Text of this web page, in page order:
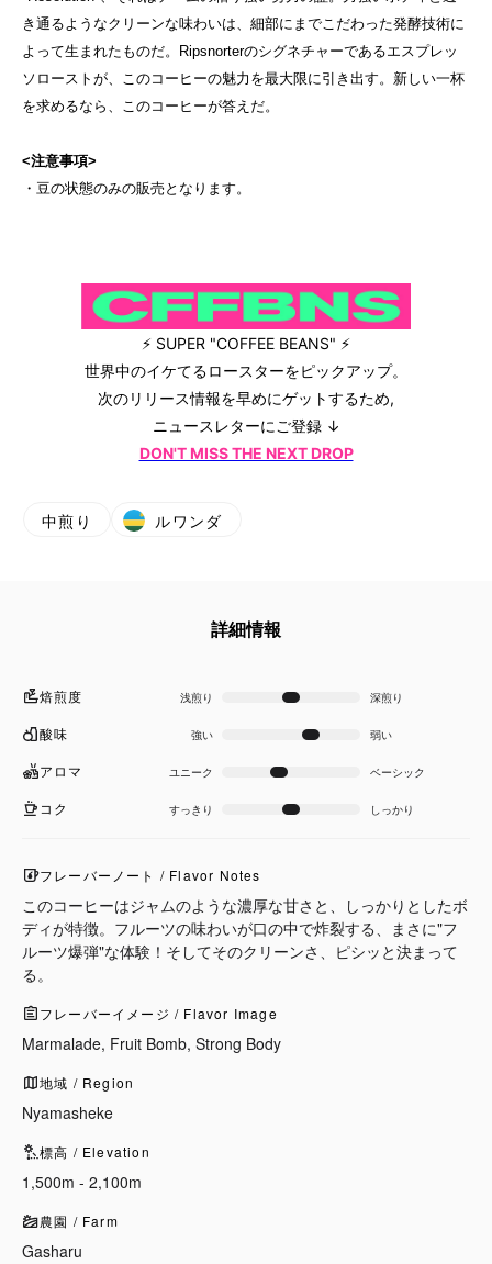
き通るようなクリーンな味わいは、細部にまでこだわった発酵技術に
よって生まれたものだ。Ripsnorterのシグネチャーであるエスプレッ
ソローストが、このコーヒーの魅力を最大限に引き出す。新しい一杯
を求めるなら、このコーヒーが答えだ。
<注意事項>
・豆の状態のみの販売となります。
⚡ SUPER "COFFEE BEANS" ⚡
世界中のイケてるロースターをピックアップ。
次のリリース情報を早めにゲットするため,
ニュースレターにご登録 ↓
DON'T MISS THE NEXT DROP
中煎り ルワンダ
詳細情報
焙煎度 浅煎り 深煎り
酸味 強い 弱い
アロマ ユニーク ベーシック
コク すっきり しっかり
フレーバーノート / Flavor Notes
このコーヒーはジャムのような濃厚な甘さと、しっかりとしたボ
ディが特徴。フルーツの味わいが口の中で炸裂する、まさに"フ
ルーツ爆弾"な体験！そしてそのクリーンさ、ピシッと決まって
る。
フレーバーイメージ / Flavor Image
Marmalade, Fruit Bomb, Strong Body
地域 / Region
Nyamasheke
標高 / Elevation
1,500m - 2,100m
農園 / Farm
Gasharu